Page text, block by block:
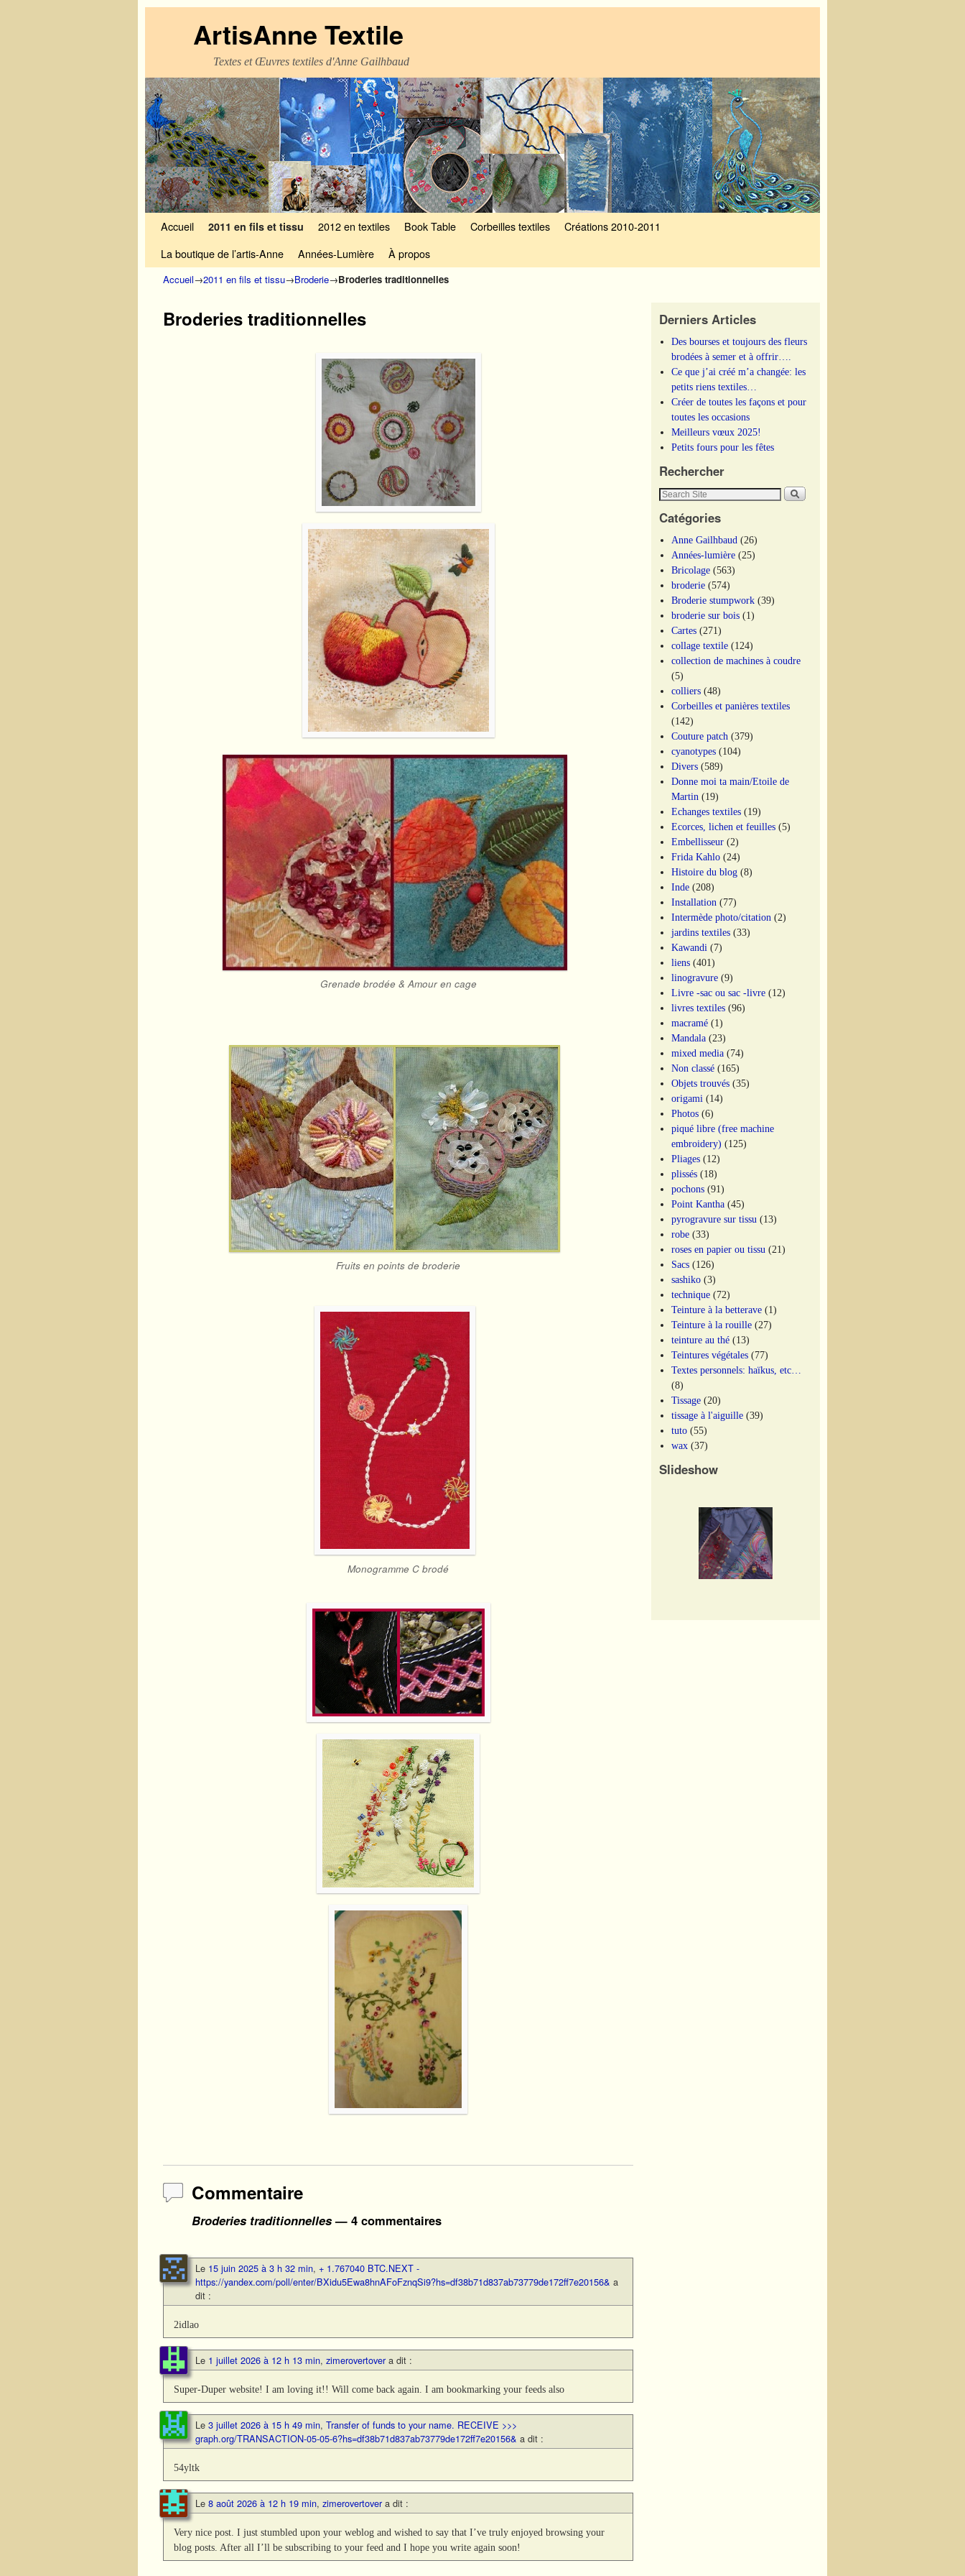
ArtisAnne Textile
Textes et Œuvres textiles d'Anne Gailhbaud
Accueil 2011 en fils et tissu 2012 en textiles Book Table Corbeilles textiles
Créations 2010-2011
La boutique de l’artis-Anne
Années-Lumière À propos
Accueil→2011 en fils et tissu→Broderie→Broderies traditionnelles
Broderies traditionnelles
Grenade brodée & Amour en cage
Fruits en points de broderie
Monogramme C brodé
Commentaire
Broderies traditionnelles— 4 commentaires
Le 15 juin 2025 à 3 h 32 min, + 1.767040 BTC.NEXT -
https://yandex.com/poll/enter/BXidu5Ewa8hnAFoFznqSi9?hs=df38b71d837ab73779de172ff7e20156& a
dit :
2idlao
Le 1 juillet 2026 à 12 h 13 min, zimerovertover a dit :
Super-Duper website! I am loving it!! Will come back again. I am bookmarking your feeds also
Le 3 juillet 2026 à 15 h 49 min, Transfer of funds to your name. RECEIVE >>>
graph.org/TRANSACTION-05-05-6?hs=df38b71d837ab73779de172ff7e20156& a dit :
54yltk
Le 8 août 2026 à 12 h 19 min, zimerovertover a dit :
Very nice post. I just stumbled upon your weblog and wished to say that I’ve truly enjoyed browsing your
blog posts. After all I’ll be subscribing to your feed and I hope you write again soon!
Derniers Articles
Des bourses et toujours des fleurs
brodées à semer et à offrir….
Ce que j’ai créé m’a changée: les
petits riens textiles…
Créer de toutes les façons et pour
toutes les occasions
Meilleurs vœux 2025!
Petits fours pour les fêtes
Rechercher
Catégories
Anne Gailhbaud (26)
Années-lumière (25)
Bricolage (563)
broderie (574)
Broderie stumpwork (39)
broderie sur bois (1)
Cartes (271)
collage textile (124)
collection de machines à coudre
(5)
colliers (48)
Corbeilles et panières textiles
(142)
Couture patch (379)
cyanotypes (104)
Divers (589)
Donne moi ta main/Etoile de
Martin (19)
Echanges textiles (19)
Ecorces, lichen et feuilles (5)
Embellisseur (2)
Frida Kahlo (24)
Histoire du blog (8)
Inde (208)
Installation (77)
Intermède photo/citation (2)
jardins textiles (33)
Kawandi (7)
liens (401)
linogravure (9)
Livre -sac ou sac -livre (12)
livres textiles (96)
macramé (1)
Mandala (23)
mixed media (74)
Non classé (165)
Objets trouvés (35)
origami (14)
Photos (6)
piqué libre (free machine
embroidery) (125)
Pliages (12)
plissés (18)
pochons (91)
Point Kantha (45)
pyrogravure sur tissu (13)
robe (33)
roses en papier ou tissu (21)
Sacs (126)
sashiko (3)
technique (72)
Teinture à la betterave (1)
Teinture à la rouille (27)
teinture au thé (13)
Teintures végétales (77)
Textes personnels: haïkus, etc…
(8)
Tissage (20)
tissage à l'aiguille (39)
tuto (55)
wax (37)
Slideshow